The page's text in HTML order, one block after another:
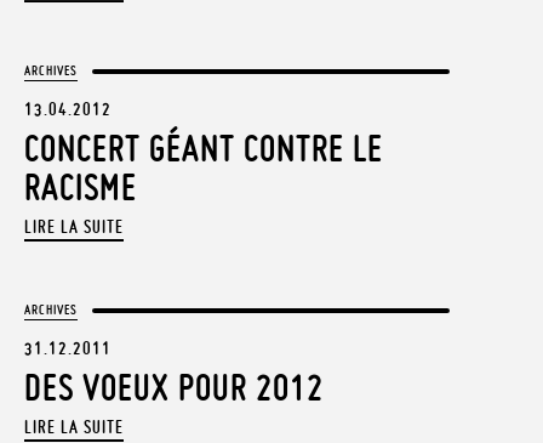
ARCHIVES
13.04.2012
CONCERT GÉANT CONTRE LE
RACISME
LIRE LA SUITE
ARCHIVES
31.12.2011
DES VOEUX POUR 2012
LIRE LA SUITE